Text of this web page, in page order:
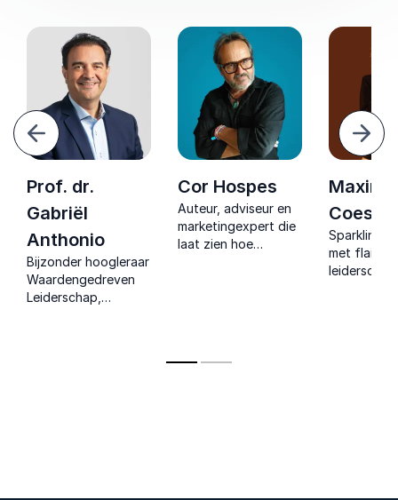
Prof. dr.
Gabriël
Anthonio
Bijzonder hoogleraar
Waardengedreven
Leiderschap,
Cor Hospes
Auteur, adviseur en
marketingexpert die
laat zien hoe
verandering.
Maxime
Coesèl
Sparkling
met flair